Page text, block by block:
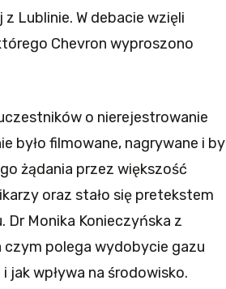
Lublinie. W debacie wzięli
Chevron wyproszono
o nierejestrowanie
było filmowane, nagrywane i by
żądania przez większość
oraz stało się pretekstem
Monika Konieczyńska z
polega wydobycie gazu
wpływa na środowisko.